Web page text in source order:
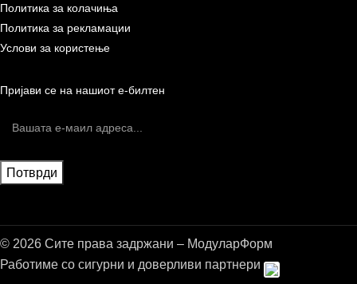
Политика за колачиња
Политика за рекламации
Услови за користење
Пријави се на нашиот е-билтен
© 2026 Сите права задржани – МодуларФорм
Работиме со сигурни и доверливи партнери